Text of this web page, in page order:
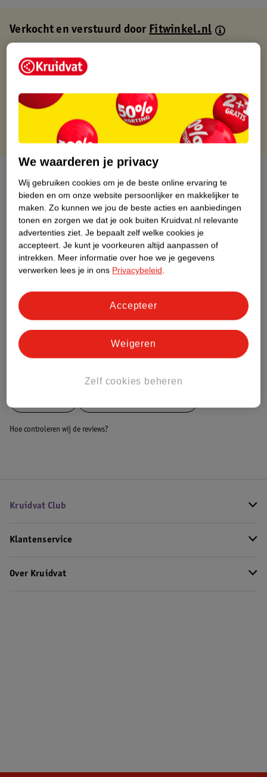
Verkocht en verstuurd doorFitwinkel.nl
Gratis thuisbezorgd
Gratis punten met je Kruidvat kaart
Over dit product
Productinformatie
Nature Impact Score
Dit product heeft (nog) geen Nature
Impact Score.
Bestel & Bezorginformatie
Hoe controleren wij de reviews?
Kruidvat Club
Klantenservice
Over Kruidvat
We waarderen je privacy
Wij gebruiken cookies om je de beste online ervaring te
bieden en om onze website persoonlijker en makkelijker te
maken. Zo kunnen we jou de beste acties en aanbiedingen
tonen en zorgen we dat je ook buiten Kruidvat.nl relevante
advertenties ziet. Je bepaalt zelf welke cookies je
accepteert. Je kunt je voorkeuren altijd aanpassen of
intrekken. Meer informatie over hoe we je gegevens
verwerken lees je in ons Privacybeleid.
Zelf cookies beheren
Weigeren
Accepteer